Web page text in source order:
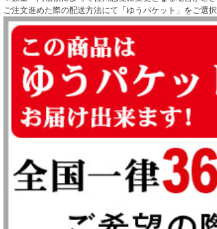
須
)
ご注文進めた際の配送方法にて「ゆうパケット」をご選